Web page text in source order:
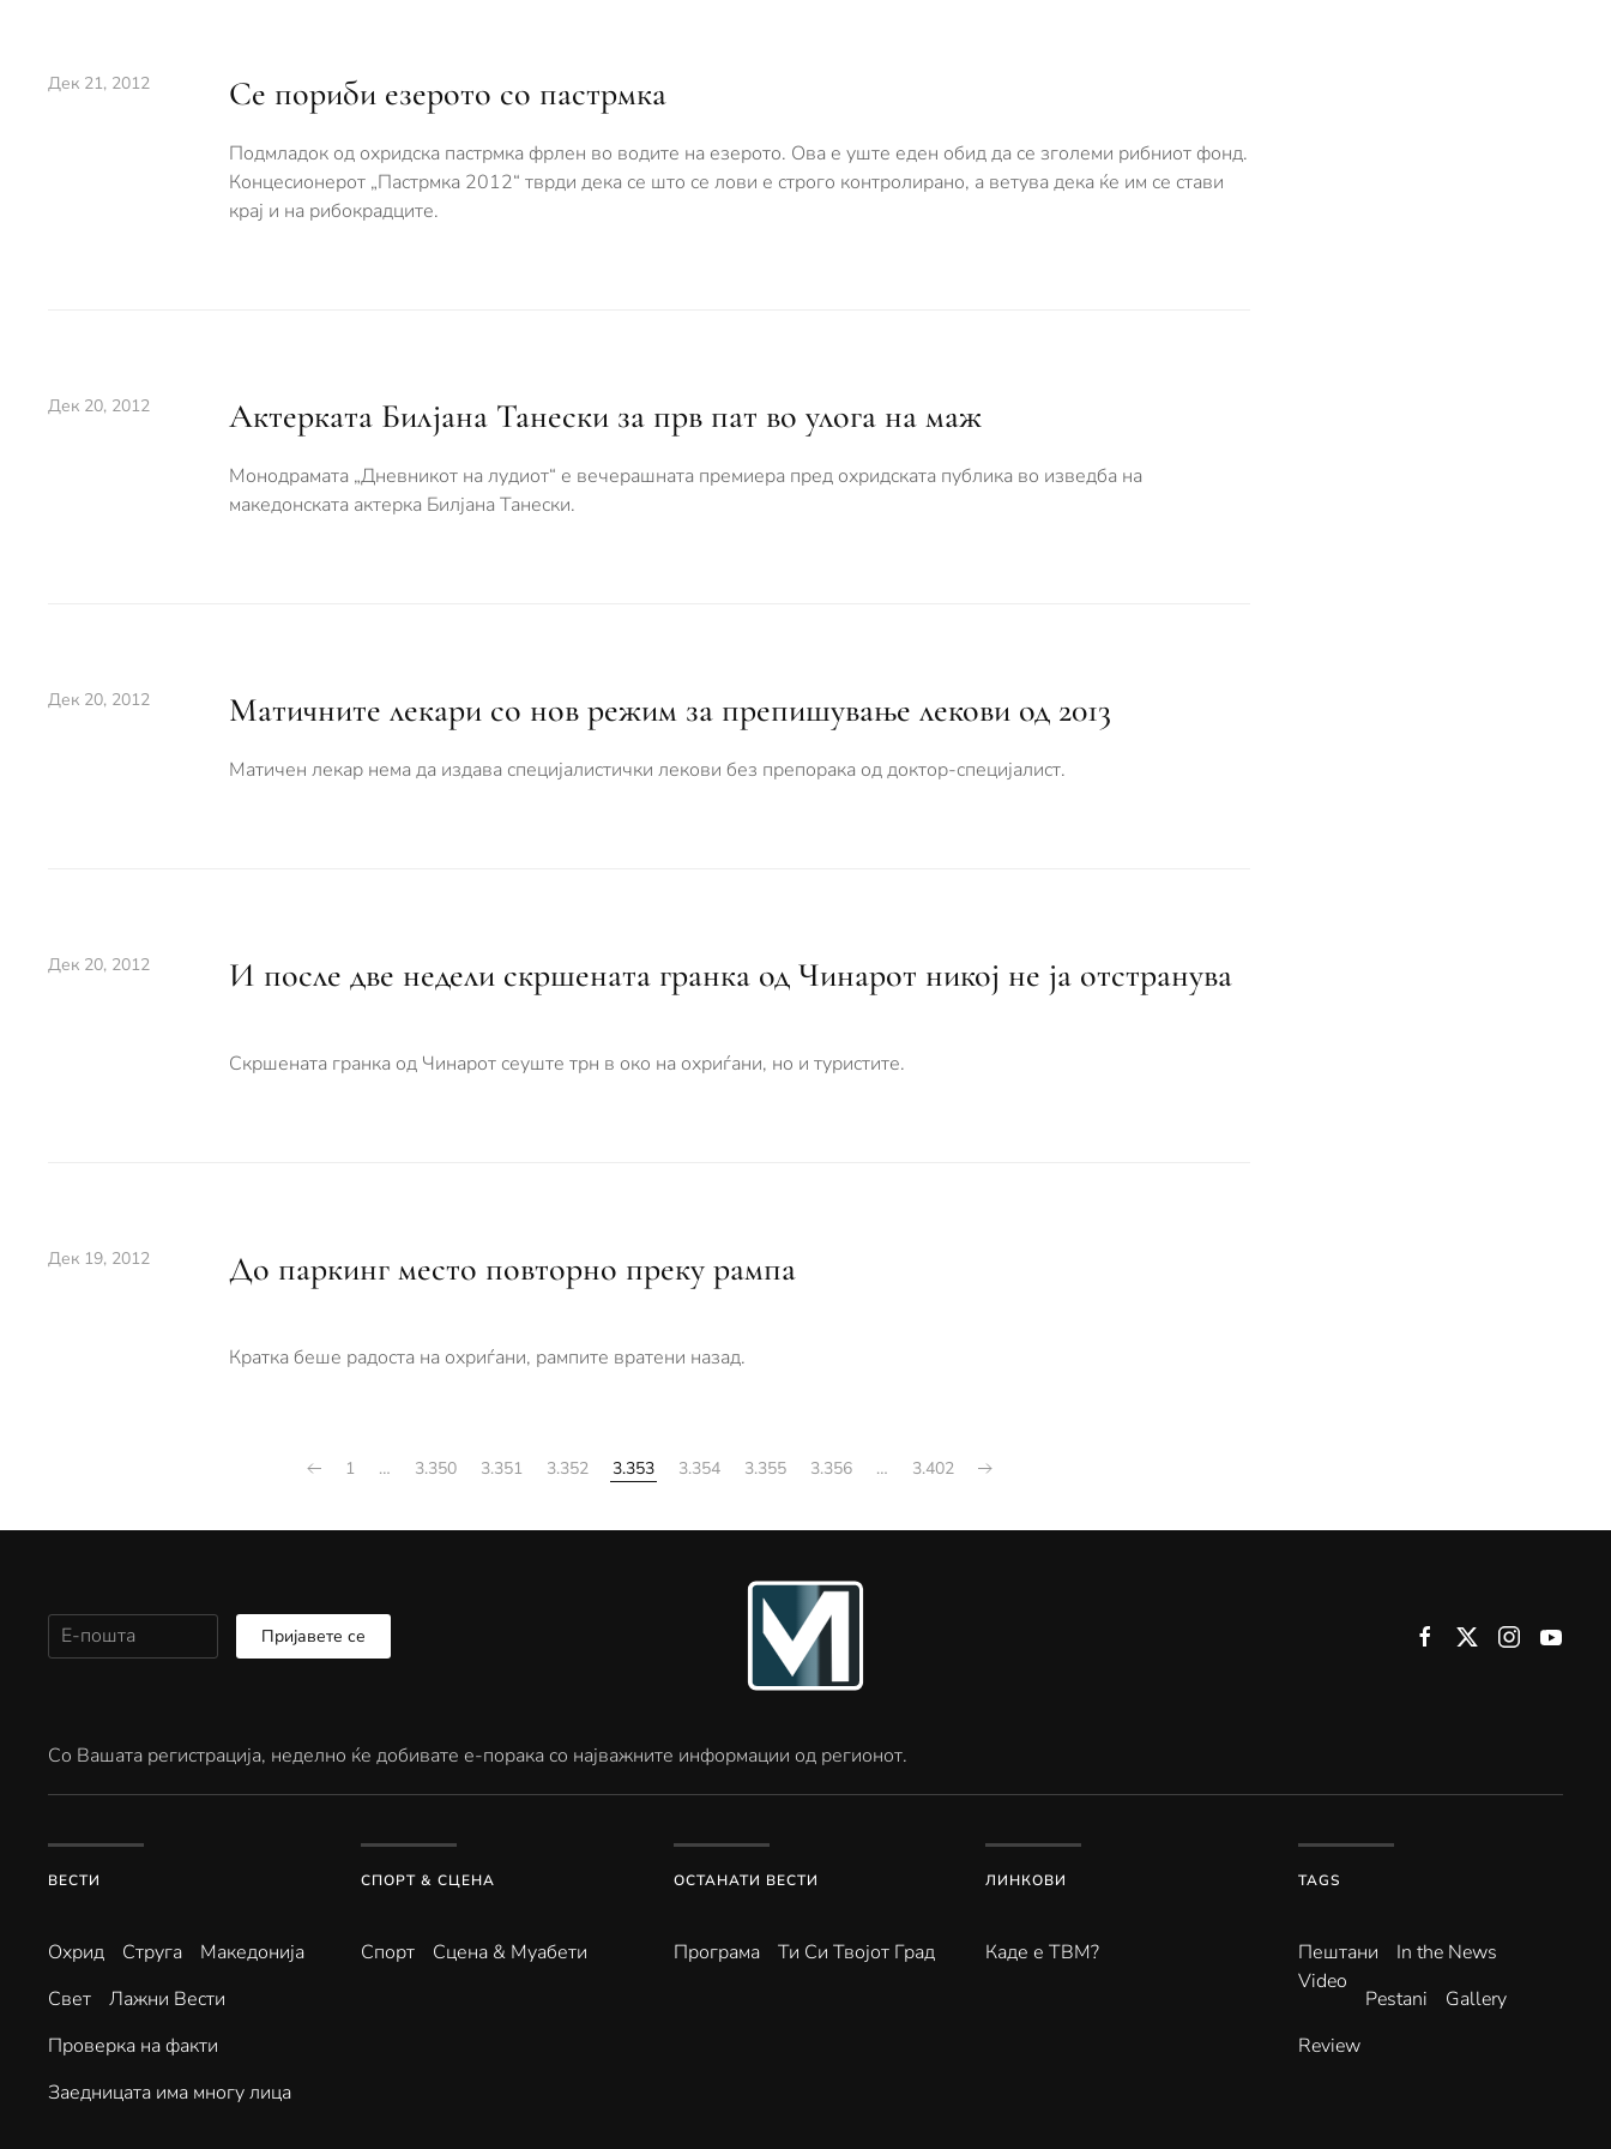
Дек 21, 2012 Се пориби езерото со пастрмка
Подмладок од охридска пастрмка фрлен во водите на езерото. Ова е уште еден обид да се зголеми рибниот фонд.
Концесионерот „Пастрмка 2012“ тврди дека се што се лови е строго контролирано, а ветува дека ќе им се стави
крај и на рибокрадците.
Дек 20, 2012 Актерката Билјана Танески за прв пат во улога на маж
Монодрамата „Дневникот на лудиот“ е вечерашната премиера пред охридската публика во изведба на
македонската актерка Билјана Танески.
Дек 20, 2012 Матичните лекари со нов режим за препишување лекови од 2013
Матичен лекар нема да издава специјалистички лекови без препорака од доктор-специјалист.
Дек 20, 2012 И после две недели скршената гранка од Чинарот никој не ја отстранува
Скршената гранка од Чинарот сеуште трн в око на охриѓани, но и туристите.
Дек 19, 2012 До паркинг место повторно преку рампа
Кратка беше радоста на охриѓани, рампите вратени назад.
1 … 3.350 3.351 3.352 3.353 3.354 3.355 3.356 … 3.402
Пријавете се
Со Вашата регистрација, неделно ќе добивате е-порака со најважните информации од регионот.
ВЕСТИ
Охрид Струга
Македонија
Свет
Лажни Вести
Проверка на факти
Заедницата има многу лица
СПОРТ & СЦЕНА
Спорт Сцена & Муабети
ОСТАНАТИ ВЕСТИ
Програма Ти Си Твојот Град
ЛИНКОВИ
Каде е ТВМ?
TAGS
Пештани
In the News
Video
Pestani
Gallery
Review